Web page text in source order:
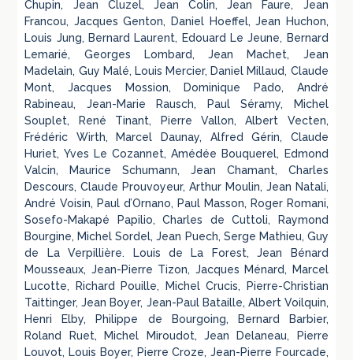
Chupin, Jean Cluzel, Jean Colin, Jean Faure, Jean
Francou, Jacques Genton, Daniel Hoeffel, Jean Huchon,
Louis Jung, Bernard Laurent, Edouard Le Jeune, Bernard
Lemarié, Georges Lombard, Jean Machet, Jean
Madelain, Guy Malé, Louis Mercier, Daniel Millaud, Claude
Mont, Jacques Mossion, Dominique Pado, André
Rabineau, Jean-Marie Rausch, Paul Séramy, Michel
Souplet, René Tinant, Pierre Vallon, Albert Vecten,
Frédéric Wirth, Marcel Daunay, Alfred Gérin, Claude
Huriet, Yves Le Cozannet, Amédée Bouquerel, Edmond
Valcin, Maurice Schumann, Jean Chamant, Charles
Descours, Claude Prouvoyeur, Arthur Moulin, Jean Natali,
André Voisin, Paul d’Ornano, Paul Masson, Roger Romani,
Sosefo-Makapé Papilio, Charles de Cuttoli, Raymond
Bourgine, Michel Sordel, Jean Puech, Serge Mathieu, Guy
de La Verpillière. Louis de La Forest, Jean Bénard
Mousseaux, Jean-Pierre Tizon, Jacques Ménard, Marcel
Lucotte, Richard Pouille, Michel Crucis, Pierre-Christian
Taittinger, Jean Boyer, Jean-Paul Bataille, Albert Voilquin,
Henri Elby, Philippe de Bourgoing, Bernard Barbier,
Roland Ruet, Michel Miroudot, Jean Delaneau, Pierre
Louvot, Louis Boyer, Pierre Croze, Jean-Pierre Fourcade,